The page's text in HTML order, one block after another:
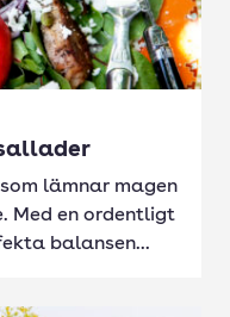
lämnar magen
Med en ordentligt
balansen...